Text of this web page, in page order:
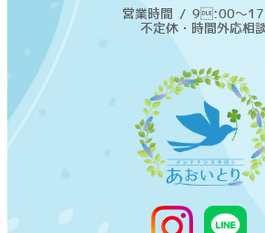
営業時間 / 9:00〜
不定休・時間外応相